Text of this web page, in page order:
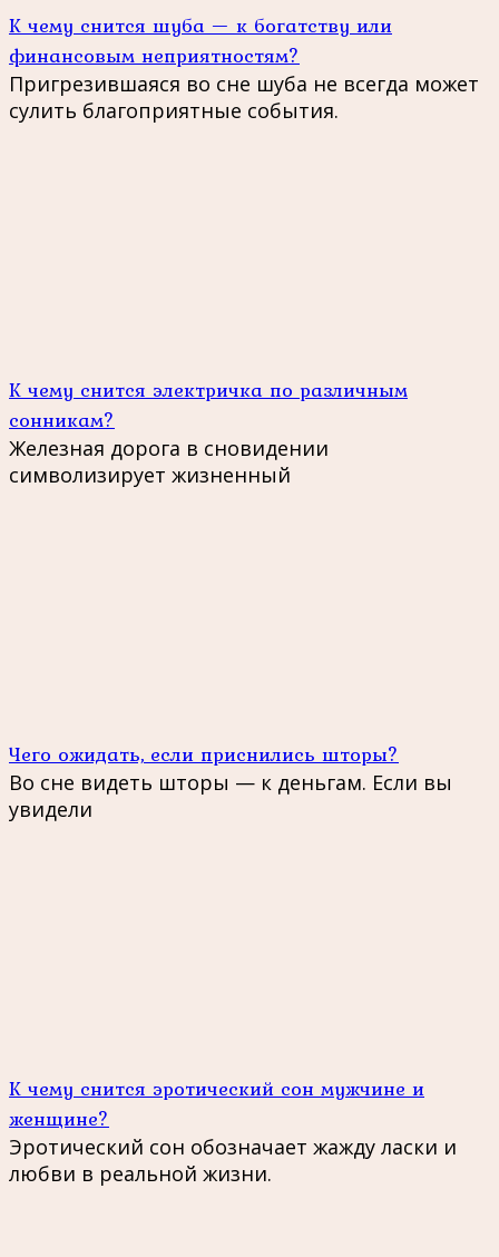
К чему снится шуба — к богатству или
финансовым неприятностям?
Пригрезившаяся во сне шуба не всегда может
сулить благоприятные события.
К чему снится электричка по различным
сонникам?
Железная дорога в сновидении
символизирует жизненный
Чего ожидать, если приснились шторы?
Во сне видеть шторы — к деньгам. Если вы
увидели
К чему снится эротический сон мужчине и
женщине?
Эротический сон обозначает жажду ласки и
любви в реальной жизни.